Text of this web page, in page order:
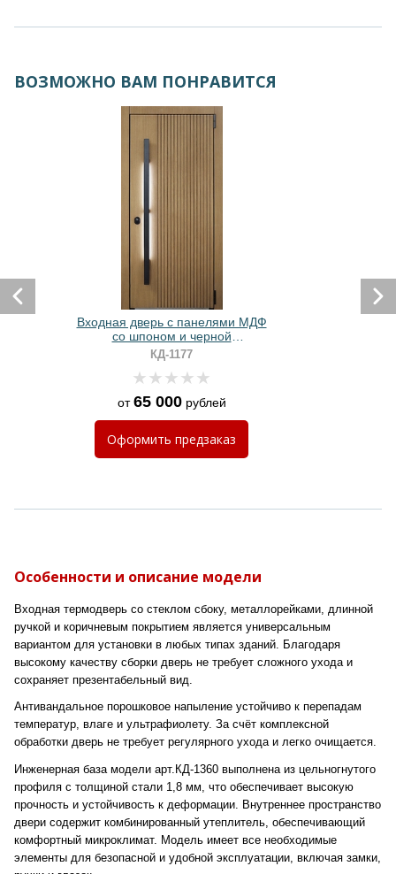
ВОЗМОЖНО ВАМ ПОНРАВИТСЯ
Входная дверь с панелями МДФ
со шпоном и черной
вертикальной ручкой
КД-1177
от65 000рублей
Оформить предзаказ
Особенности и описание модели
Входная термодверь со стеклом сбоку, металлорейками, длинной
ручкой и коричневым покрытием является универсальным
вариантом для установки в любых типах зданий. Благодаря
высокому качеству сборки дверь не требует сложного ухода и
сохраняет презентабельный вид.
Антивандальное порошковое напыление устойчиво к перепадам
температур, влаге и ультрафиолету. За счёт комплексной
обработки дверь не требует регулярного ухода и легко очищается.
Инженерная база модели арт.КД-1360 выполнена из цельногнутого
профиля с толщиной стали 1,8 мм, что обеспечивает высокую
прочность и устойчивость к деформации. Внутреннее пространство
двери содержит комбинированный утеплитель, обеспечивающий
комфортный микроклимат. Модель имеет все необходимые
элементы для безопасной и удобной эксплуатации, включая замки,